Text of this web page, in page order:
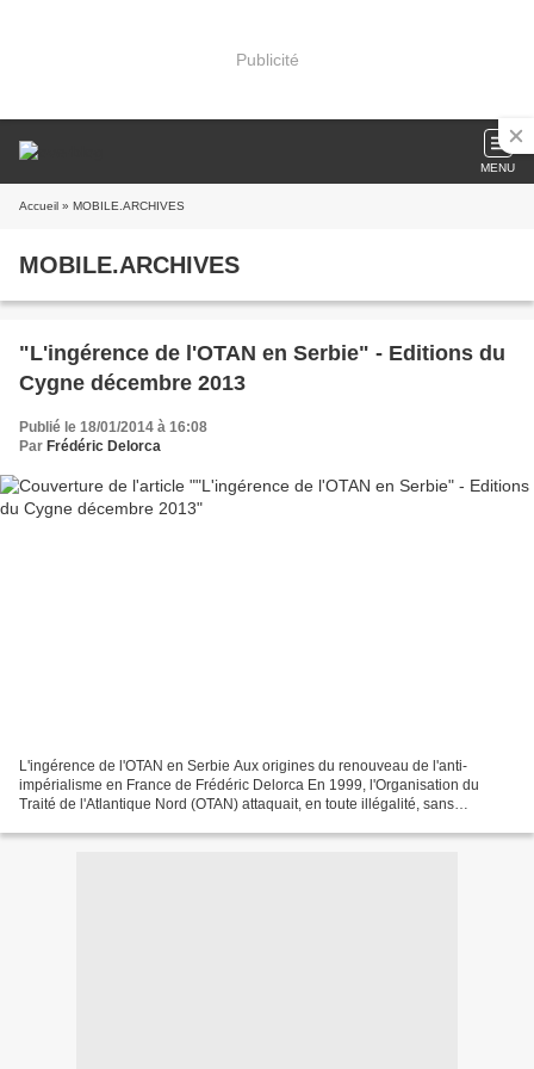
Publicité
MENU
Accueil » MOBILE.ARCHIVES
MOBILE.ARCHIVES
"L'ingérence de l'OTAN en Serbie" - Editions du
Cygne décembre 2013
Publié le 18/01/2014 à 16:08
Par Frédéric Delorca
L'ingérence de l'OTAN en Serbie Aux origines du renouveau de l'anti-
impérialisme en France de Frédéric Delorca En 1999, l'Organisation du
Traité de l'Atlantique Nord (OTAN) attaquait, en toute illégalité, sans